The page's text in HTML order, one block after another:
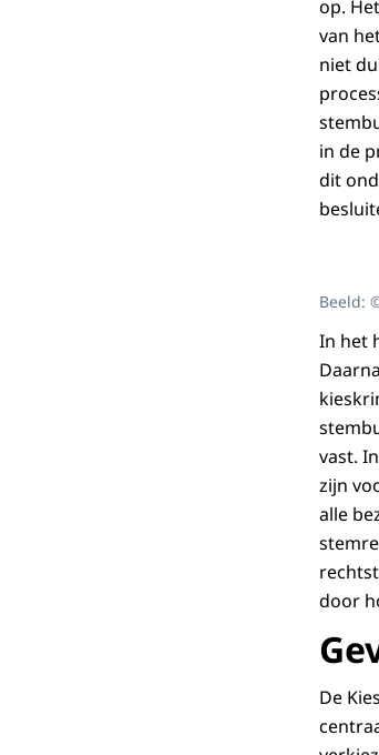
op.
van
niet
in de
dit
Beeld:
In het
vast.
zijn
alle
door
De